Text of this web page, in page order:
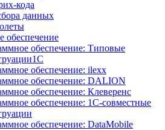
кода
данных
обеспечение
обеспечение: Типовые
обеспечение: ilexx
обеспечение: DALION
обеспечение: Клеверенс
обеспечение: 1С-совместные
обеспечение: DataMobile